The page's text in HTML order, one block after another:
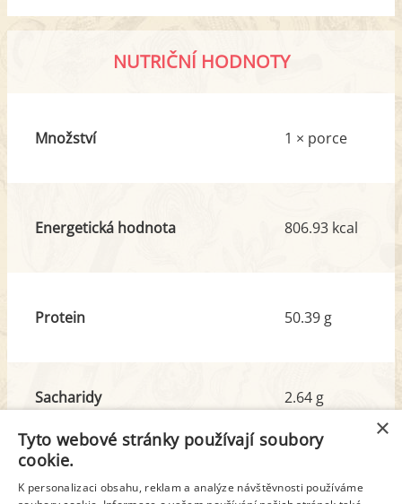
NUTRIČNÍ HODNOTY
Množství 1 × porce
Energetická hodnota 806.93 kcal
Protein 50.39 g
Sacharidy
z toho cukr
2.64 g
0.97 g
Tuk
66.23 g
×
Tyto webové stránky používají soubory
cookie.
K personalizaci obsahu, reklam a analýze návštěvnosti používáme